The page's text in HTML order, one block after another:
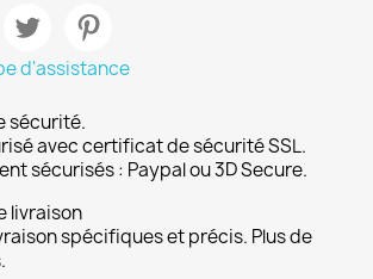
d'assistance
sécurité.
avec certificat de sécurité SSL.
sécurisés : Paypal ou 3D Secure.
livraison
spécifiques et précis. Plus de